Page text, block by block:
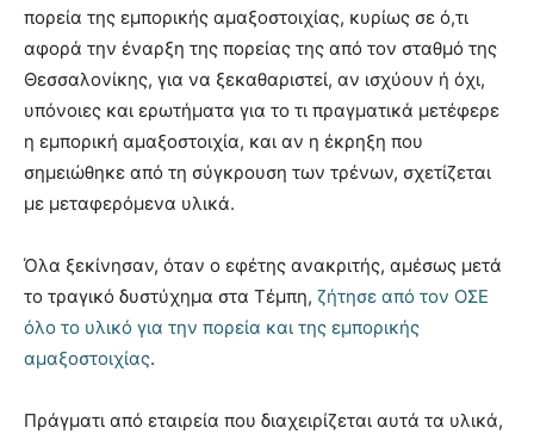
πορεία της εμπορικής αμαξοστοιχίας, κυρίως σε ό,τι
αφορά την έναρξη της πορείας της από τον σταθμό της
Θεσσαλονίκης, για να ξεκαθαριστεί, αν ισχύουν ή όχι,
υπόνοιες και ερωτήματα για το τι πραγματικά μετέφερε
η εμπορική αμαξοστοιχία, και αν η έκρηξη που
σημειώθηκε από τη σύγκρουση των τρένων, σχετίζεται
με μεταφερόμενα υλικά.
Όλα ξεκίνησαν, όταν ο εφέτης ανακριτής, αμέσως μετά
το τραγικό δυστύχημα στα Τέμπη, ζήτησε από τον ΟΣΕ
όλο το υλικό για την πορεία και της εμπορικής
αμαξοστοιχίας.
Πράγματι από εταιρεία που διαχειρίζεται αυτά τα υλικά,